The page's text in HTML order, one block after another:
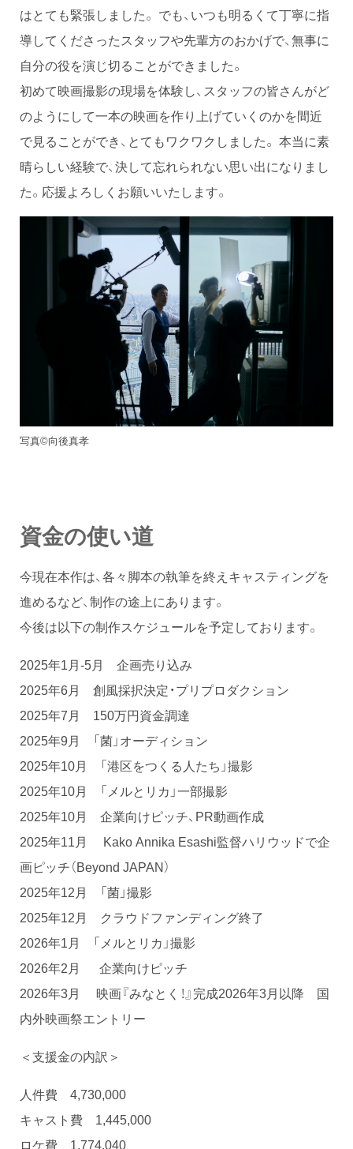
はとても緊張しました。 でも、いつも明るくて丁寧に指
導してくださったスタッフや先輩方のおかげで、無事に
自分の役を演じ切ることができました。
初めて映画撮影の現場を体験し、スタッフの皆さんがど
のようにして一本の映画を作り上げていくのかを間近
で見ることができ、とてもワクワクしました。 本当に素
晴らしい経験で、決して忘れられない思い出になりまし
た。応援よろしくお願いいたします。
写真©︎向後真孝
資金の使い道
今現在本作は、各々脚本の執筆を終えキャスティングを
進めるなど、制作の途上にあります。
今後は以下の制作スケジュールを予定しております。
2025年1月-5月 企画売り込み
2025年6月 創風採択決定・プリプロダクション
2025年7月 150万円資金調達
2025年9月 「菌」オーディション
2025年10月 「港区をつくる人たち」撮影
2025年10月 「メルとリカ」一部撮影
2025年10月 企業向けピッチ、PR動画作成
2025年11月 Kako Annika Esashi監督ハリウッドで企
画ピッチ（Beyond JAPAN）
2025年12月 「菌」撮影
2025年12月 クラウドファンディング終了
2026年1月 「メルとリカ」撮影
2026年2月 企業向けピッチ
2026年3月 映画『みなとく！』完成2026年3月以降 国
内外映画祭エントリー
＜支援金の内訳＞
人件費 4,730,000
キャスト費 1,445,000
ロケ費 1,774,040